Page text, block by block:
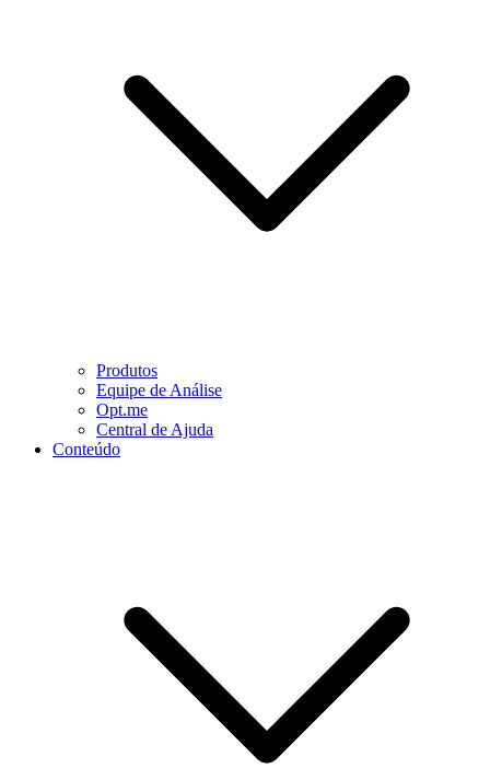
Produtos
Equipe de Análise
Opt.me
Central de Ajuda
Conteúdo